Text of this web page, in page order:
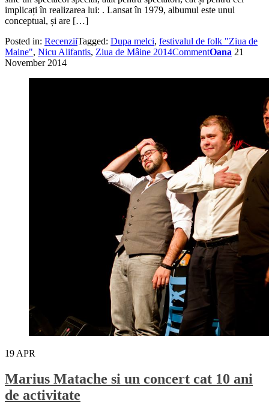
implicați în realizarea lui: . Lansat în 1979, albumul este unul
conceptual, și are […]
Posted in: RecenziiTagged: Dupa melci, festivalul de folk "Ziua de
Maine", Nicu Alifantis, Ziua de Mâine 2014CommentOana 21
November 2014
19 APR
Marius Matache si un concert cat 10 ani
de activitate